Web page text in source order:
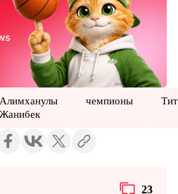
Алимханулы
Жанибек
чемпионы
23